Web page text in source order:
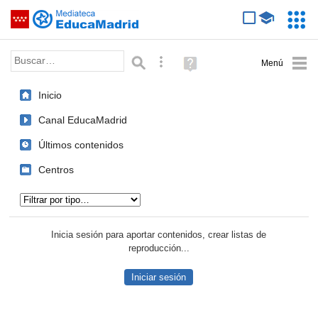
Saltar navegación
Palabra o frase: Búsqueda avanzada
Ayuda
(en
Inicio
Canal EducaMadrid
Últimos contenidos
Centros
Inicia sesión para aportar contenidos, crear listas de
reproducción...
Iniciar sesión